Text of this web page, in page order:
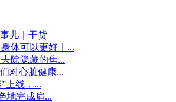
儿｜干货
体可以更好｜...
除隐藏的焦...
对心脏健康...
上线，...
地完成肩...